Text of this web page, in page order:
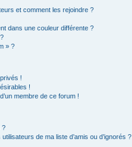
et comment les rejoindre ?
dans une couleur différente ?
» ?
!
!
membre de ce forum !
?
de ma liste d’amis ou d’ignorés ?